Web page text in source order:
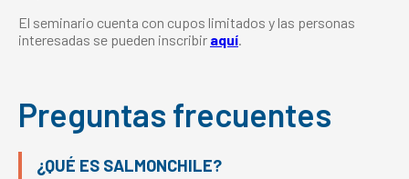
El seminario cuenta con cupos limitados y las personas
interesadas se pueden inscribir aquí
Preguntas frecuentes
¿QUÉ ES SALMONCHILE?